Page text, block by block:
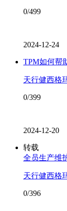
0/499
2024-12-24
TPM如何帮
天行健西格
0/399
2024-12-20
转载
全员生产维
天行健西格
0/396